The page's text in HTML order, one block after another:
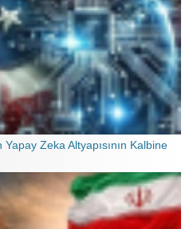
Zeka Altyapısının Kalbine